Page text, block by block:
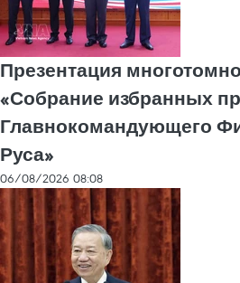
Презентация
«Собрание избранных
Главнокомандующего
Руса»
06/08/2026 08:08